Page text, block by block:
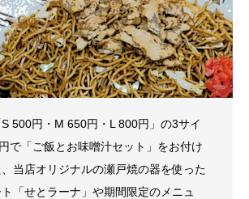
500円・M 650円・L 800円」の3サイ
で「ご飯とお味噌汁セット」をお付け
当店オリジナルの瀬戸焼の器を使った
「せとラーナ」や期間限定のメニュ